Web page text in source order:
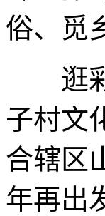
俗、觅
逛彩
子村文
合辖区
年再出